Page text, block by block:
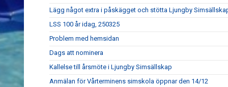
Lägg något extra i påskägget och stötta Ljungby
LSS 100 år idag, 250325
Problem med hemsidan
Dags att nominera
Kallelse till årsmöte i Ljungby Simsällskap
Anmälan för Vårterminens simskola öppnar den 14/12